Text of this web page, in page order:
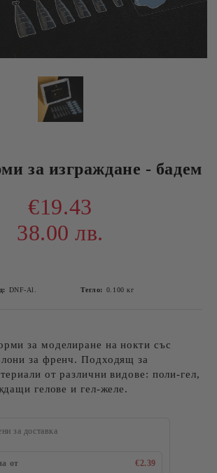
за изграждане - бадем
€19.43
38.00 лв.
DNF-Al. Тегло: 0.100 кг
за моделиране на нокти със
за френч. Подходящ за
от различни видове: поли-гел,
гелове и гел-желе.
за доставка
от
€2.39